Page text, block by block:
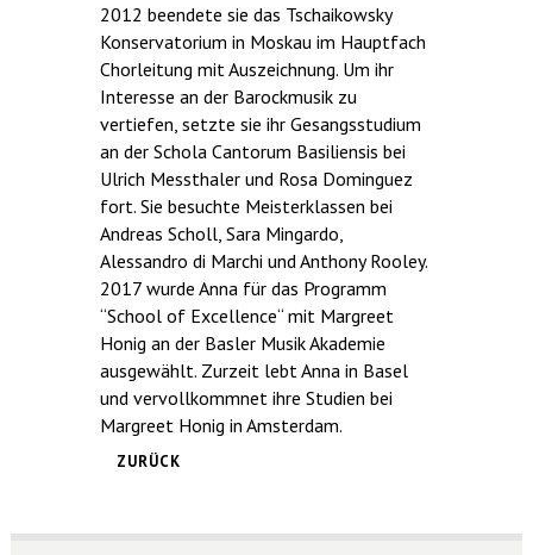
2012 beendete sie das Tschaikowsky
Konservatorium in Moskau im Hauptfach
Chorleitung mit Auszeichnung. Um ihr
Interesse an der Barockmusik zu
vertiefen, setzte sie ihr Gesangsstudium
an der Schola Cantorum Basiliensis bei
Ulrich Messthaler und Rosa Dominguez
fort. Sie besuchte Meisterklassen bei
Andreas Scholl, Sara Mingardo,
Alessandro di Marchi und Anthony Rooley.
2017 wurde Anna für das Programm
“School of Excellence“ mit Margreet
Honig an der Basler Musik Akademie
ausgewählt. Zurzeit lebt Anna in Basel
und vervollkommnet ihre Studien bei
Margreet Honig in Amsterdam.
ZURÜCK